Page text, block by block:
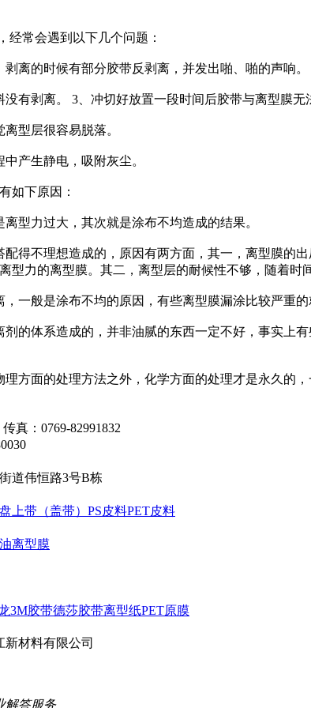
经常会遇到以下几个问题：
离的时候有部分胶带反剥离，并发出啪、啪的声响。
有剥离。 3、冲切好放置一段时间后胶带与离型膜无
型层很容易脱落。
产生静电，吸附灰尘。
如下原因：
型力过大，其次就是涂布不均造成的结果。
配得不理想造成的，原因有两方面，其一，离型膜的
型力的离型膜。其二，离型层的耐候性不够，随着时
一般是涂布不均的原因，有些离型膜漏涂比较严重
剂的体系造成的，并非油腻的东西一定不好，事实上
理方面的处理方法之外，化学方面的处理才是永久的
真：0769-82991832
道伟恒路3号B栋
上带（盖带） PS皮料PET皮料
离型膜
3M胶带德莎胶带离型纸PET原膜
新材料有限公司
解答服务